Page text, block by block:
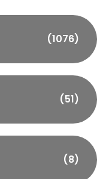
(1076)
(51)
(8)